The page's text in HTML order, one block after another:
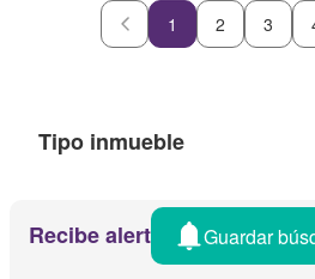
1 2 3
Tipo inmueble
Recibe alertas por email
Guardar